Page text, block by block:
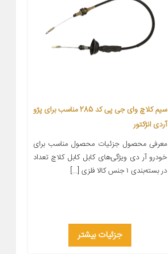
سیم کلاچ وای جی پی کد 285 مناسب برای پژو
آردی انژکتور
معرفی محصول جزئیات محصول مناسب برای
خودرو آر دی ویژگی‌های کابل کابل کلاچ تعداد
در بسته‌بندی ۱ جنس کالا فلزی […]
جزئیات بیشتر